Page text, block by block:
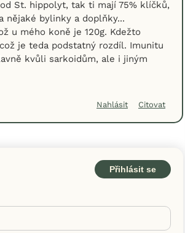
St. hippolyt, tak ti mají 75% klíčků,
nějaké bylinky a doplňky...
u mého koně je 120g. Kdežto
je teda podstatný rozdíl. Imunitu
kvůli sarkoidům, ale i jiným
Nahlásit Citovat
Přihlásit se